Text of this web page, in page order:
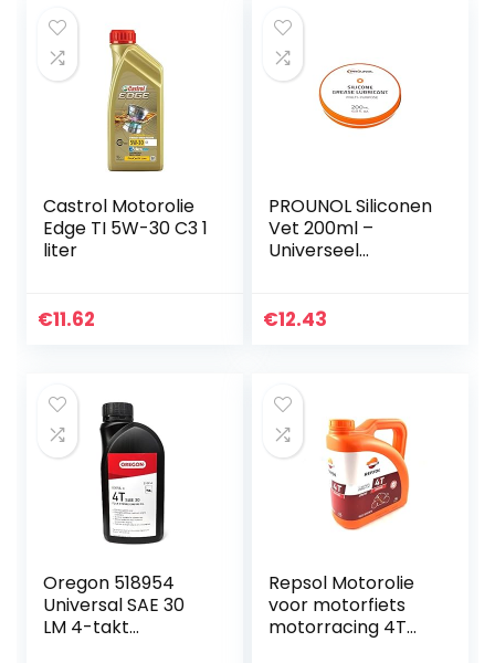
Castrol Motorolie
Edge TI 5W-30 C3 1
liter
€11.62
PROUNOL Siliconen
Vet 200ml –
Universeel
Afsluiters op basis
€12.43
Oregon 518954
Universal SAE 30
LM 4-takt
Repsol Motorolie
voor motorfiets
motorracing 4T